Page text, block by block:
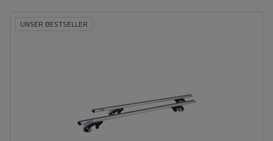
UNSER BESTSELLER